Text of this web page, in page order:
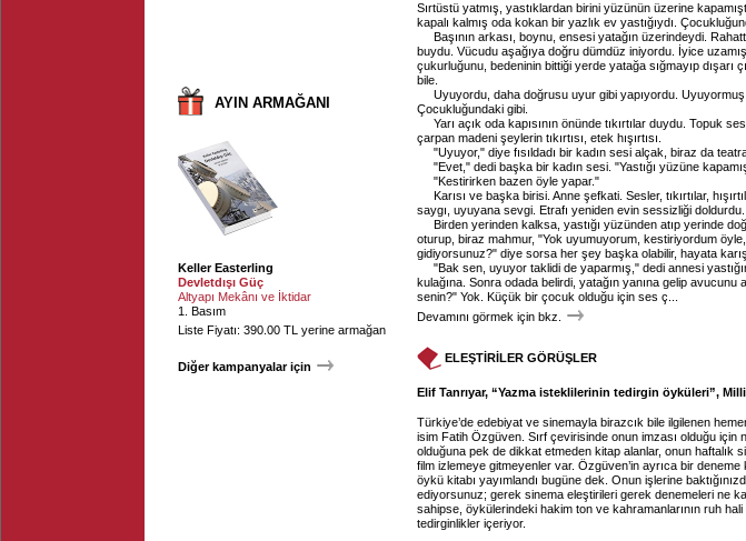
AYIN ARMAĞANI
Keller Easterling
Devletdışı Güç
Altyapı Mekânı ve İktidar
1. Basım
Liste Fiyatı: 390.00 TL yerine armağan
Diğer kampanyalar için
Sırtüstü yatmış, yastıklardan birini yüzünün üzerine
kapalı kalmış oda kokan bir yazlık ev yastığıydı.
Başının arkası, boynu, ensesi yatağın üzerindeydi.
buydu. Vücudu aşağıya doğru dümdüz iniyordu. İyice
çukurluğunu, bedeninin bittiği yerde yatağa sığmayıp dışarı
bile.
Uyuyordu, daha doğrusu uyur gibi yapıyordu.
Çocukluğundaki gibi.
Yarı açık oda kapısının önünde tıkırtılar duydu. Topuk
çarpan madeni şeylerin tıkırtısı, etek hışırtısı.
"Uyuyor," diye fısıldadı bir kadın sesi alçak, biraz da
"Evet," dedi başka bir kadın sesi. "Yastığı yüzüne
"Kestirirken bazen öyle yapar."
Karısı ve başka birisi. Anne şefkati. Sesler, tıkırtılar,
saygı, uyuyana sevgi. Etrafı yeniden evin sessizliği doldurdu.
Birden yerinden kalksa, yastığı yüzünden atıp yerinde
oturup, biraz mahmur, "Yok uyumuyorum, kestiriyordum
gidiyorsunuz?" diye sorsa her şey başka olabilir, hayata
"Bak sen, uyuyor taklidi de yaparmış," dedi annesi
kulağına. Sonra odada belirdi, yatağın yanına gelip avucunu
senin?" Yok. Küçük bir çocuk olduğu için ses ç...
Devamını görmek için bkz.
ELEŞTİRİLER GÖRÜŞLER
Elif Tanrıyar, “Yazma isteklilerinin tedirgin öyküleri”,
Türkiye’de edebiyat ve sinemayla birazcık bile ilgilenen
isim Fatih Özgüven. Sırf çevirisinde onun imzası olduğu için
olduğuna pek de dikkat etmeden kitap alanlar, onun haftalık
film izlemeye gitmeyenler var. Özgüven’in ayrıca bir deneme
öykü kitabı yayımlandı bugüne dek. Onun işlerine
ediyorsunuz; gerek sinema eleştirileri gerek denemeleri ne
sahipse, öykülerindeki hakim ton ve kahramanlarının ruh
tedirginlikler içeriyor.